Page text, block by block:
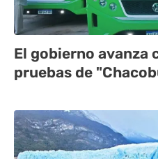
El gobierno avanza
pruebas de